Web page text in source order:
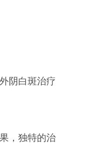
阴白斑治疗
，独特的治